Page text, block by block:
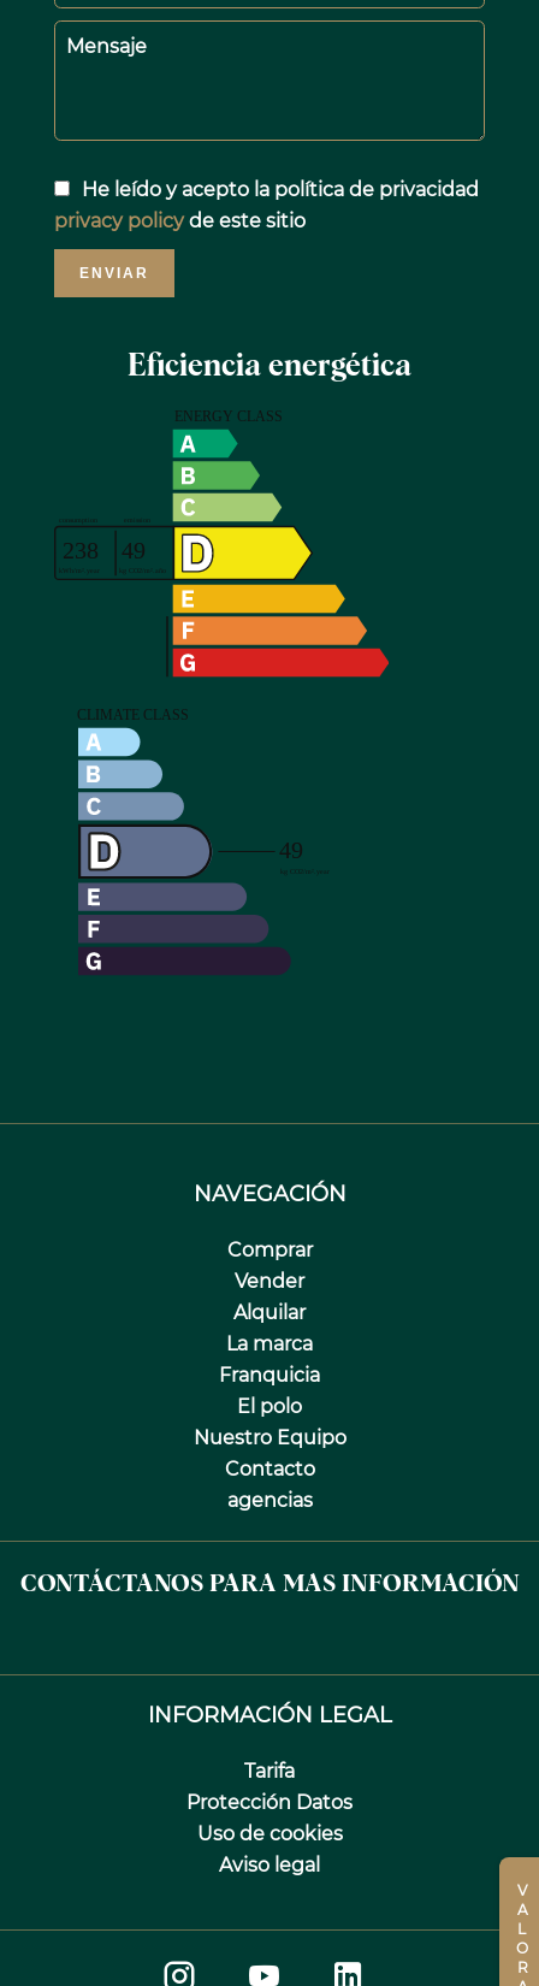
Mensaje
He leído y acepto la política de privacidad
privacy policyde este sitio
ENVIAR
Eficiencia energética
NAVEGACIÓN
Comprar
Vender
Alquilar
La marca
Franquicia
El polo
Nuestro Equipo
Contacto
agencias
CONTÁCTANOS PARA MAS INFORMACIÓN
INFORMACIÓN LEGAL
Tarifa
Protección Datos
Uso de cookies
Aviso legal